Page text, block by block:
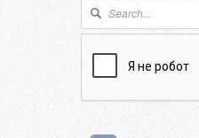
Форма поиска
Поиск